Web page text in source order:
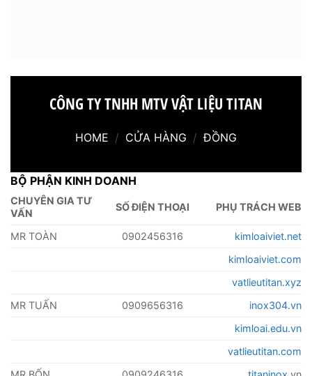
CÔNG TY TNHH MTV VẬT LIỆU TITAN
HOME / CỬA HÀNG / ĐỒNG
BỘ PHẬN KINH DOANH
CHUYÊN GIA TƯ
VẤN
SỐ ĐIỆN THOẠI PHỤ TRÁCH WEB
MR TOÀN 0902456316
kimloaiviet.net
kimloaiviet.com
vatlieutitan.xyz
MR TUẤN
0909656316
inox304.vn
kimloai.edu.vn
vatlieutitan.com